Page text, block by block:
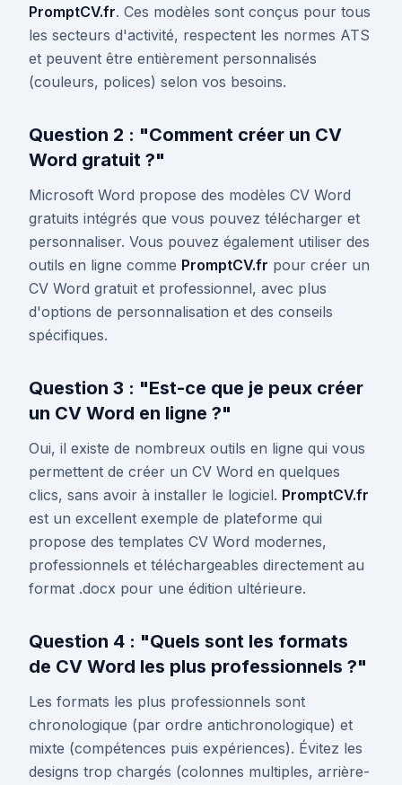
PromptCV.fr. Ces modèles sont conçus pour tous
les secteurs d'activité, respectent les normes ATS
et peuvent être entièrement personnalisés
(couleurs, polices) selon vos besoins.
Question 2 : "Comment créer un CV
Word gratuit ?"
Microsoft Word propose des modèles CV Word
gratuits intégrés que vous pouvez télécharger et
personnaliser. Vous pouvez également utiliser des
outils en ligne comme PromptCV.fr pour créer un
CV Word gratuit et professionnel, avec plus
d'options de personnalisation et des conseils
spécifiques.
Question 3 : "Est-ce que je peux créer
un CV Word en ligne ?"
Oui, il existe de nombreux outils en ligne qui vous
permettent de créer un CV Word en quelques
clics, sans avoir à installer le logiciel. PromptCV.fr
est un excellent exemple de plateforme qui
propose des templates CV Word modernes,
professionnels et téléchargeables directement au
format .docx pour une édition ultérieure.
Question 4 : "Quels sont les formats
de CV Word les plus professionnels ?"
Les formats les plus professionnels sont
chronologique (par ordre antichronologique) et
mixte (compétences puis expériences). Évitez les
designs trop chargés (colonnes multiples, arrière-